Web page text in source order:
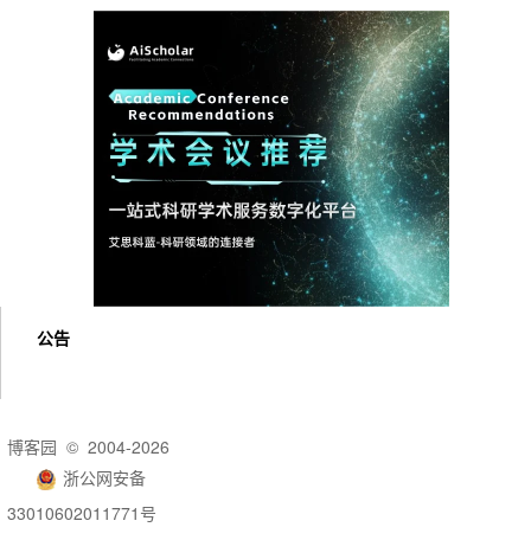
公告
博客园 © 2004-2026
浙公网安备
33010602011771号